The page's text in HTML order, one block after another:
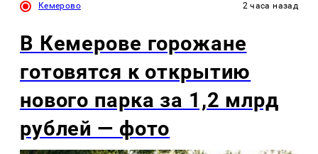
Кемерово 2 часа назад
В Кемерове горожане
готовятся к открытию
нового парка за 1,2 млрд
рублей — фото